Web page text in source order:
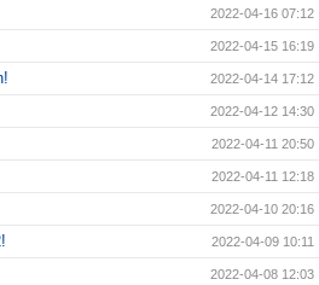
2022-04-16 07:12
2022-04-15 16:19
2022-04-14 17:12
2022-04-12 14:30
2022-04-11 20:50
2022-04-11 12:18
2022-04-10 20:16
2022-04-09 10:11
2022-04-08 12:03